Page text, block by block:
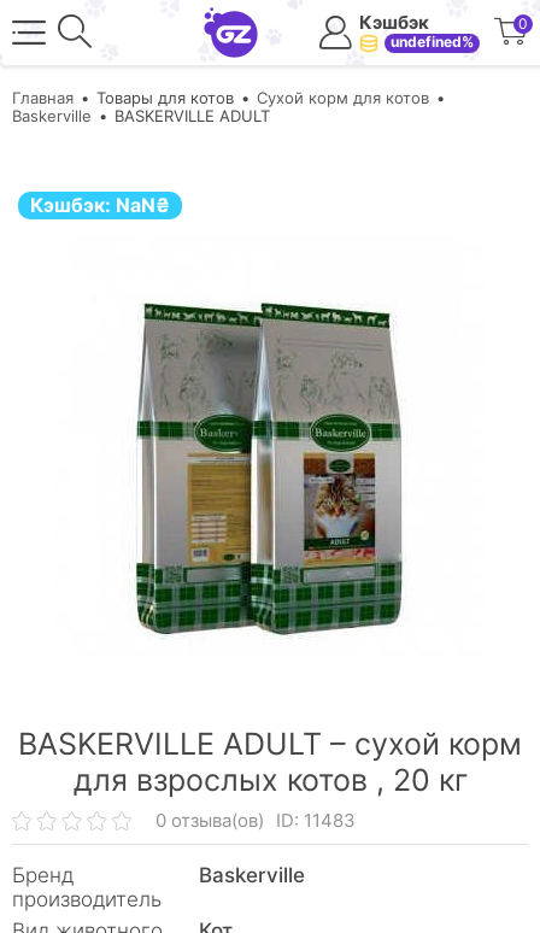
Кэшбэк
undefined%
0
Главная Товары для котов
Сухой корм для котов
Baskerville
BASKERVILLE ADULT
Кэшбэк: NaN₴
BASKERVILLE ADULT – сухой корм
для взрослых котов , 20 кг
0 отзыва(ов) ID: 11483
Бренд
производитель
Baskerville